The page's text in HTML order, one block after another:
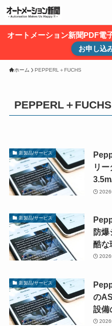
オートメーション新聞PDF電
お申し込
ホーム PEPPERL＋FUCHS
PEPPERL＋FUCHS
新製品/サービス
リ
2026
新製品/サービス
防
酷な
2026
新製品/サービス
の
設備
2026